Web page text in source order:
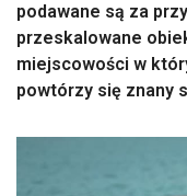
podawane są za
przeskalowane
miejscowości w
powtórzy się znany